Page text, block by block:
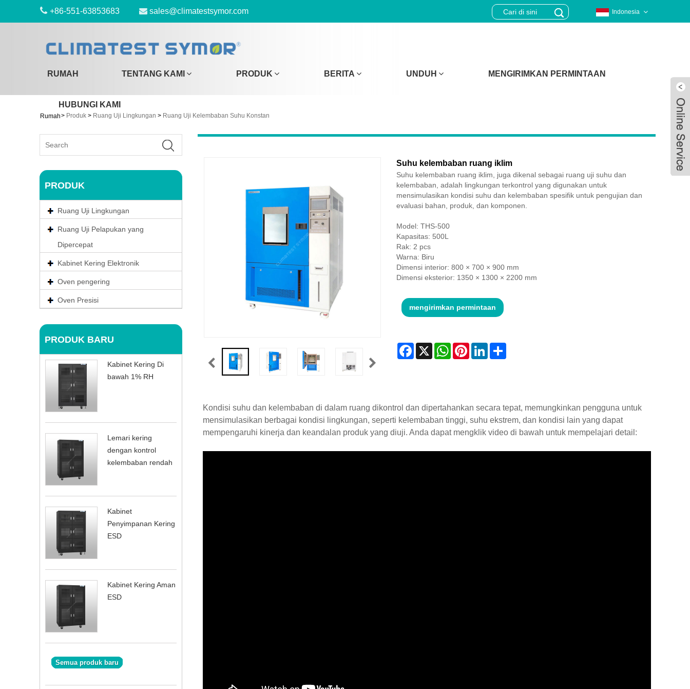
+86-551-63853683 sales@climatestsymor.com Indonesia
RUMAH TENTANG KAMI PRODUK BERITA UNDUH MENGIRIMKAN PERMINTAAN
HUBUNGI KAMI
Rumah> Produk > Ruang Uji Lingkungan > Ruang Uji Kelembaban Suhu Konstan
PRODUK
Ruang Uji Lingkungan
Ruang Uji Pelapukan yang
Dipercepat
Kabinet Kering Elektronik
Oven pengering
Oven Presisi
PRODUK BARU
Kabinet Kering Di
bawah 1% RH
Lemari kering
dengan kontrol
kelembaban rendah
Kabinet
Penyimpanan Kering
ESD
Kabinet Kering Aman
ESD
Semua produk baru
Suhu kelembaban ruang iklim
Suhu kelembaban ruang iklim, juga dikenal sebagai ruang uji suhu dan
kelembaban, adalah lingkungan terkontrol yang digunakan untuk
mensimulasikan kondisi suhu dan kelembaban spesifik untuk pengujian dan
evaluasi bahan, produk, dan komponen.
Model: THS-500
Kapasitas: 500L
Rak: 2 pcs
Warna: Biru
Dimensi interior: 800 × 700 × 900 mm
Dimensi eksterior: 1350 × 1300 × 2200 mm
mengirimkan permintaan
Facebook
X WhatsAppPinterestLinkedInShare
Kondisi suhu dan kelembaban di dalam ruang dikontrol dan dipertahankan secara tepat, memungkinkan pengguna untuk
mensimulasikan berbagai kondisi lingkungan, seperti kelembaban tinggi, suhu ekstrem, dan kondisi lain yang dapat
mempengaruhi kinerja dan keandalan produk yang diuji. Anda dapat mengklik video di bawah untuk mempelajari detail: